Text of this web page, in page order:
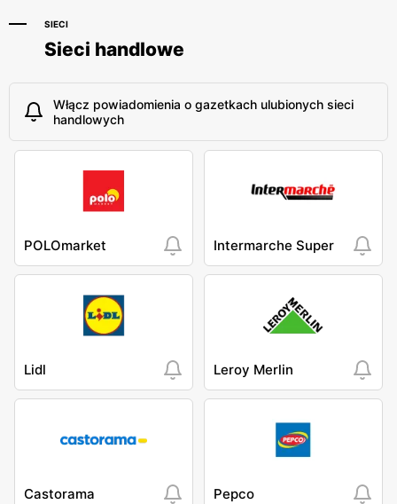
SIECI
Sieci handlowe
Włącz powiadomienia o gazetkach ulubionych sieci
handlowych
POLOmarket Intermarche Super
Lidl Leroy Merlin
Castorama Pepco